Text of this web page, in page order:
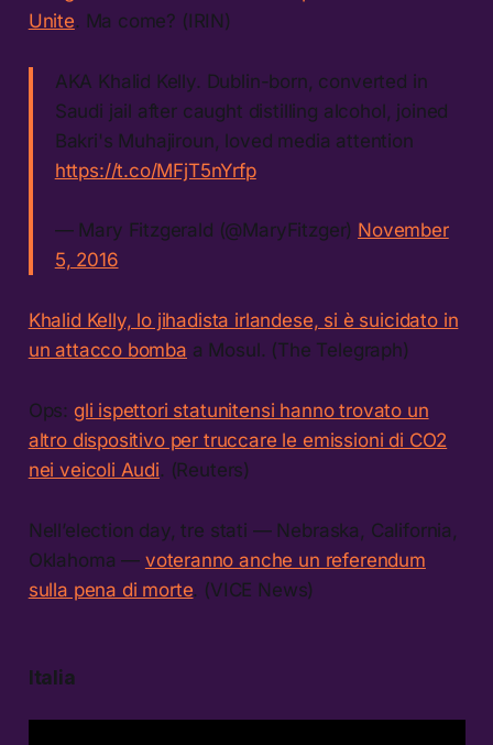
Unite. Ma come? (IRIN)
AKA Khalid Kelly. Dublin-born, converted in
Saudi jail after caught distilling alcohol, joined
Bakri's Muhajiroun, loved media attention
https://t.co/MFjT5nYrfp
— Mary Fitzgerald (@MaryFitzger) November
5, 2016
Khalid Kelly, lo jihadista irlandese, si è suicidato in
un attacco bomba a Mosul. (The Telegraph)
Ops: gli ispettori statunitensi hanno trovato un
altro dispositivo per truccare le emissioni di CO2
nei veicoli Audi. (Reuters)
Nell’election day, tre stati — Nebraska, California,
Oklahoma — voteranno anche un referendum
sulla pena di morte. (VICE News)
Italia